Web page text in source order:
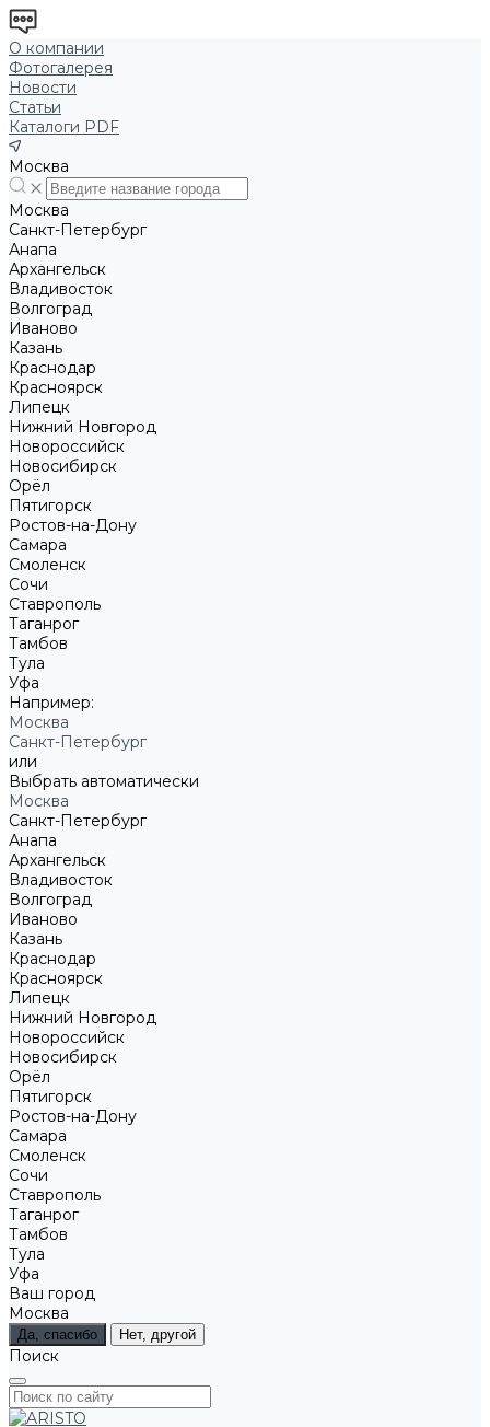
О компании
Фотогалерея
Новости
Статьи
Каталоги PDF
Москва
Москва
Санкт-Петербург
Анапа
Архангельск
Владивосток
Волгоград
Иваново
Казань
Краснодар
Красноярск
Липецк
Нижний Новгород
Новороссийск
Новосибирск
Орёл
Пятигорск
Ростов-на-Дону
Самара
Смоленск
Сочи
Ставрополь
Таганрог
Тамбов
Тула
Уфа
Например:
Москва
Санкт-Петербург
или
Выбрать автоматически
Москва
Санкт-Петербург
Анапа
Архангельск
Владивосток
Волгоград
Иваново
Казань
Краснодар
Красноярск
Липецк
Нижний Новгород
Новороссийск
Новосибирск
Орёл
Пятигорск
Ростов-на-Дону
Самара
Смоленск
Сочи
Ставрополь
Таганрог
Тамбов
Тула
Уфа
Ваш город
Москва
Да, спасибо Нет, другой
Поиск